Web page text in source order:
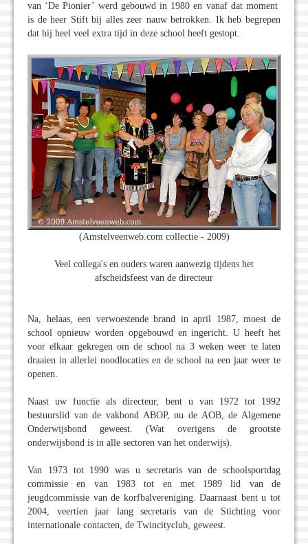
van ‘De Pionier’ werd gebouwd in 1980 en vanaf dat moment
is de heer Stift bij alles zeer nauw betrokken. Ik heb begrepen
dat hij heel veel extra tijd in deze school heeft gestopt.
(Amstelveenweb.com collectie - 2009)
Veel collega's en ouders waren aanwezig tijdens het
afscheidsfeest van de directeur
Na, helaas, een verwoestende brand in april 1987, moest de
school opnieuw worden opgebouwd en ingericht. U heeft het
voor elkaar gekregen om de school na 3 weken weer te laten
draaien in allerlei noodlocaties en de school na een jaar weer te
openen.
Naast uw functie als directeur, bent u van 1972 tot 1992
bestuurslid van de vakbond ABOP, nu de AOB, de Algemene
Onderwijsbond geweest. (Wat overigens de grootste
onderwijsbond is in alle sectoren van het onderwijs).
Van 1973 tot 1990 was u secretaris van de schoolsportdag
commissie en van 1983 tot en met 1989 lid van de
jeugdcommissie van de korfbalvereniging. Daarnaast bent u tot
2004, veertien jaar lang secretaris van de Stichting voor
internationale contacten, de Twincityclub, geweest.